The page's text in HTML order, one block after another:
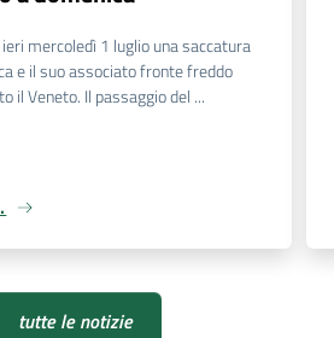
mercoledì 1 luglio una saccatura
e il suo associato fronte freddo
il Veneto. Il passaggio del ...
tutte le notizie